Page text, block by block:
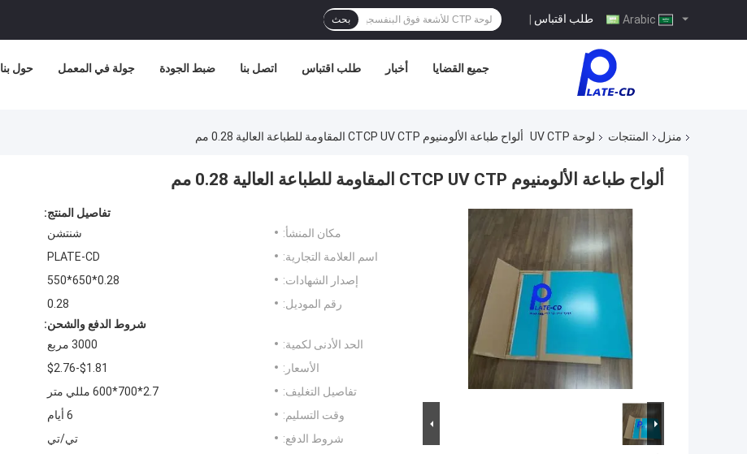
طلب اقتباس | بحث
حول بنا جولة في المعمل ضبط الجودة اتصل بنا طلب اقتباس أخبار جميع القضايا
منزل المنتجات لوحة UV CTP ألواح طباعة الألومنيوم CTCP UV CTP المقاومة للطباعة العالية 0.28 مم
ألواح طباعة الألومنيوم CTCP UV CTP المقاومة للطباعة العالية 0.28 مم
تفاصيل المنتج:
مكان المنشأ:
شنتشن
اسم العلامة التجارية:
PLATE-CD
إصدار الشهادات:
0.28*650*550
رقم الموديل:
0.28
شروط الدفع والشحن:
الحد الأدنى لكمية:
3000 مربع
الأسعار:
$1.81-$2.76
تفاصيل التغليف:
2.7*700*600 مللي متر
وقت التسليم:
6 أيام
شروط الدفع:
تي/تي